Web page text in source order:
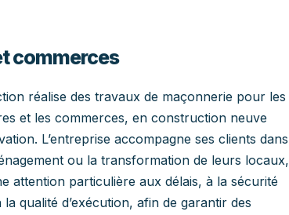
commerces
réalise des travaux de maçonnerie pour les
et les commerces, en construction neuve
L’entreprise accompagne ses clients dans
ou la transformation de leurs locaux,
attention particulière aux délais, à la sécurité
qualité d’exécution, afin de garantir des